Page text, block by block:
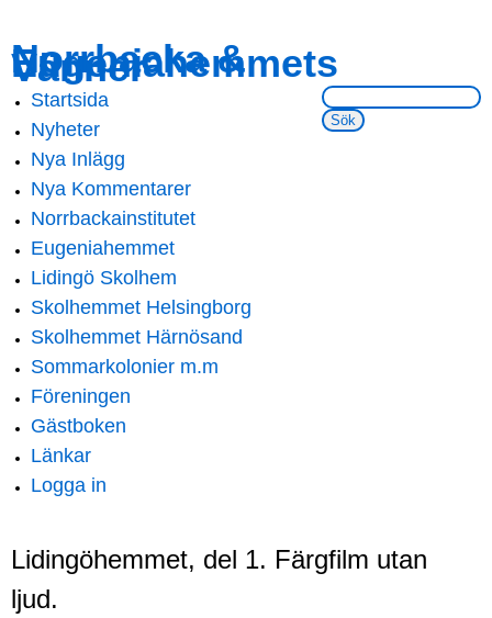
main
content
navigation
Norrbacka &
Eugeniahemmets
Vänner
Sök på webbsidan:
Main menu
Startsida
Nyheter
Nya Inlägg
Nya Kommentarer
Norrbackainstitutet
Eugeniahemmet
Lidingö Skolhem
Skolhemmet Helsingborg
Skolhemmet Härnösand
Sommarkolonier m.m
Föreningen
Gästboken
Länkar
Logga in
Lidingöhemmet, del 1. Färgfilm utan
ljud.